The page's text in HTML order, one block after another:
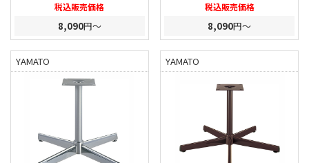
税込販売価格
8,090円～
税込販売価格
8,090円～
YAMATO YAMATO